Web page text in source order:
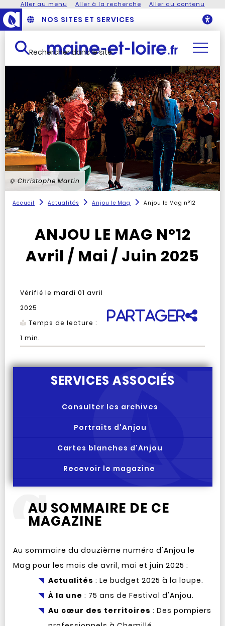
Aller au menu Aller à la recherche Aller au contenu
NOS SITES ET SERVICES
Rechercher dans le site
© Christophe Martin
Accueil Actualités Anjou le Mag Anjou le Mag n°12
ANJOU LE MAG N°12
Avril / Mai / Juin 2025
Vérifié le mardi 01 avril
2025
Temps de lecture :
1 min.
Partager
SERVICES ASSOCIÉS
Consulter les archives
Portraits d'Anjou
Cartes blanches d'Anjou
Recevoir le magazine
AU SOMMAIRE DE CE
MAGAZINE
Au sommaire du douzième numéro d'Anjou le
Mag pour les mois de avril, mai et juin 2025 :
Actualités : Le budget 2025 à la loupe.
À la une : 75 ans de Festival d'Anjou.
Au cœur des territoires : Des pompiers